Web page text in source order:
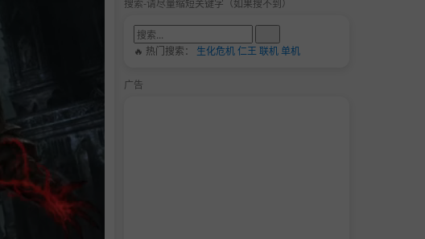
搜索-请尽量缩短关键字（如果搜不到）
🔥 热门搜索： 生化危机仁王 联机单机
广告